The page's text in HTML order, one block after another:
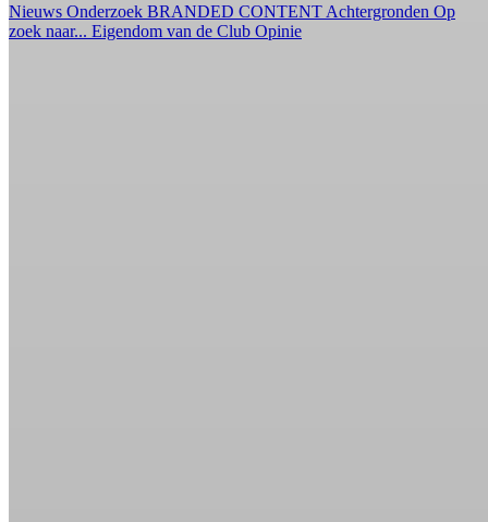
Nieuws Onderzoek BRANDED CONTENT Achtergronden Op
zoek naar... Eigendom van de Club Opinie